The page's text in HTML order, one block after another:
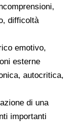
difficoltà
emotivo,
esterne
autocritica,
di una
importanti